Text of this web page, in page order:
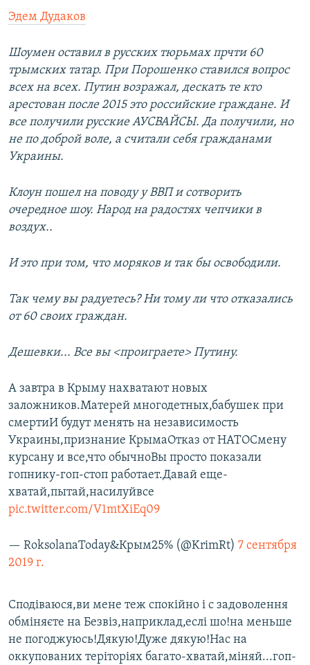
Эдем Дудаков
Шоумен оставил в русских тюрьмах прчти 60
трымских татар. При Порошенко ставился вопрос
всех на всех. Путин возражал, дескать те кто
арестован после 2015 это российские граждане. И
все получили русские АУСВАЙСЫ. Да получили, но
не по доброй воле, а считали себя гражданами
Украины.
Клоун пошел на поводу у ВВП и сотворить
очередное шоу. Народ на радостях чепчики в
воздух..
И это при том, что моряков и так бы освободили.
Так чему вы радуетесь? Ни тому ли что отказались
от 60 своих граждан.
Дешевки... Все вы <проиграете> Путину.
А завтра в Крыму нахватают новых
заложников.Матерей многодетных,бабушек при
смертиИ будут менять на независимость
Украины,признание КрымаОтказ от НАТОСмену
курсану и все,что обычноВы просто показали
гопнику-гоп-стоп работает.Давай еще-
хватай,пытай,насилуйвсе
pic.twitter.com/V1mtXiEq09
— RoksolanaToday&Крым25% (@KrimRt) 7 сентября
2019 г.
Сподіваюся,ви мене теж спокійно і с задоволення
обміняєте на Безвіз,наприклад,еслі шо!на меньше
не погоджуюсь!Дякую!Дуже дякую!Нас на
оккупованих теріторіях багато-хватай,міняй...гоп-